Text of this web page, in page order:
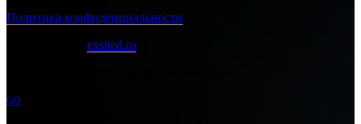
Политика конфиденциальности
exsited.ru
GO